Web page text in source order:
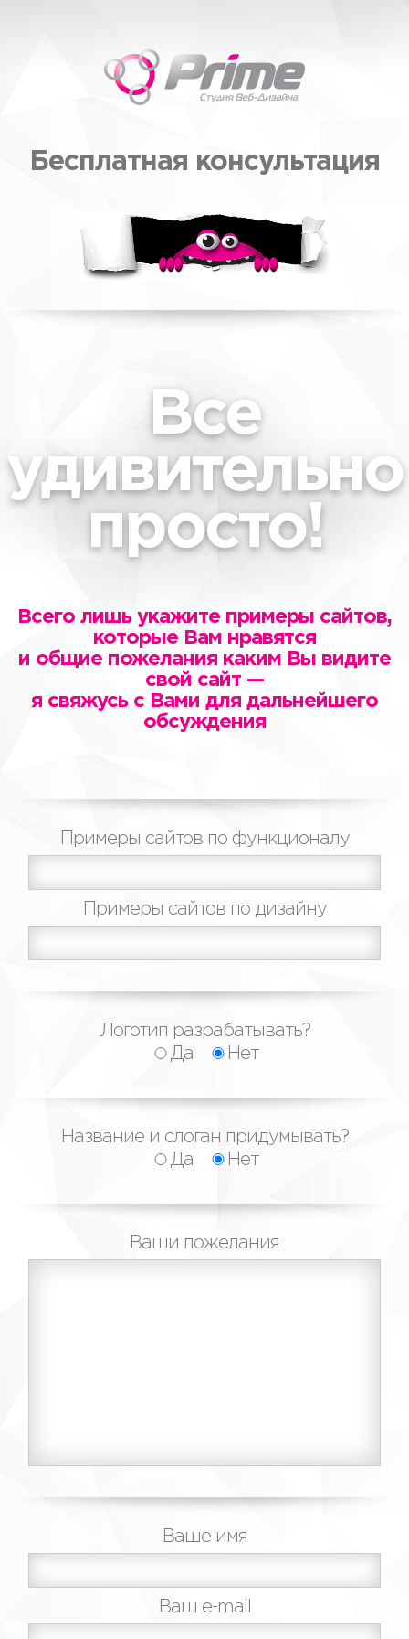
Бесплатная консультация
Все
удивительно
просто!
Всего лишь укажите примеры сайтов,
которые Вам нравятся
и общие пожелания каким Вы видите
свой сайт —
я свяжусь с Вами для дальнейшего
обсуждения
Примеры сайтов по функционалу
Примеры сайтов по дизайну
Логотип разрабатывать?
Да
Нет
Название и слоган придумывать?
Да
Нет
Ваши пожелания
Ваше имя
Ваш e-mail